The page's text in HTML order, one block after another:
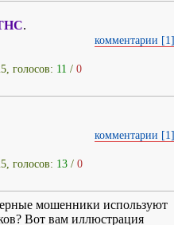
.
комментарии [1]
голосов: 11 / 0
комментарии [1]
голосов: 13/ 0
мошенники используют
Вот вам иллюстрация